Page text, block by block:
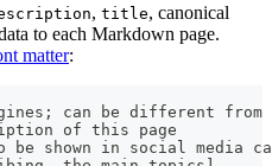
, title, canonical
to each Markdown page.
matter:
can be different from
of this page
be shown in social media